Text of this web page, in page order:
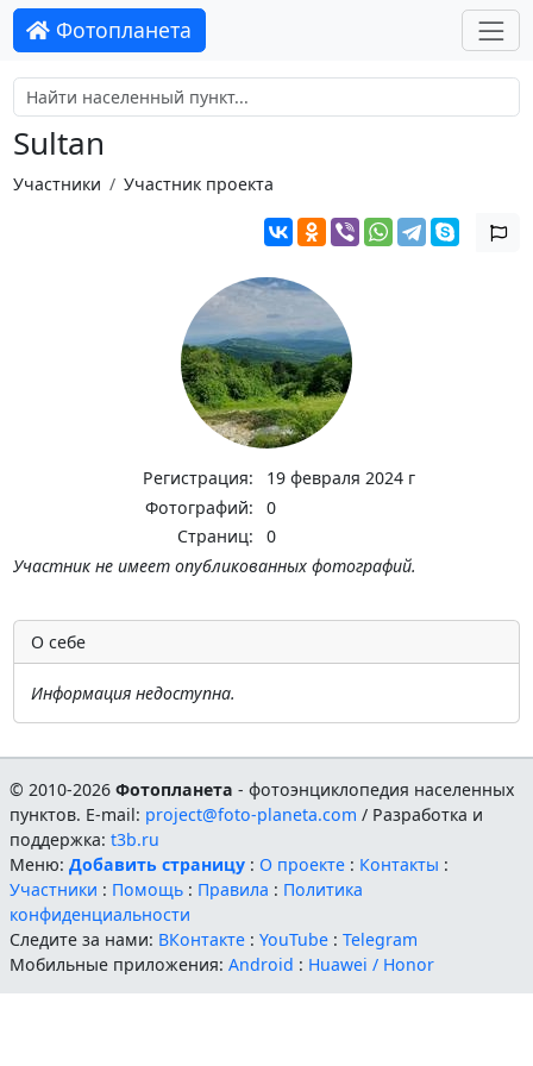
Фотопланета
Sultan
Участники Участник проекта
Регистрация:
19 февраля 2024 г
Фотографий:
0
Страниц:
0
Участник не имеет опубликованных фотографий.
О себе
Информация недоступна.
© 2010-2026Фотопланета - фотоэнциклопедия населенных
пунктов. E-mail: project@foto-planeta.com / Разработка и
поддержка:t3b.ru
Меню:Добавить страницу : О проекте : Контакты :
Участники : Помощь : Правила : Политика
конфиденциальности
Следите за нами: ВКонтакте :YouTube :Telegram
Мобильные приложения:Android : Huawei / Honor